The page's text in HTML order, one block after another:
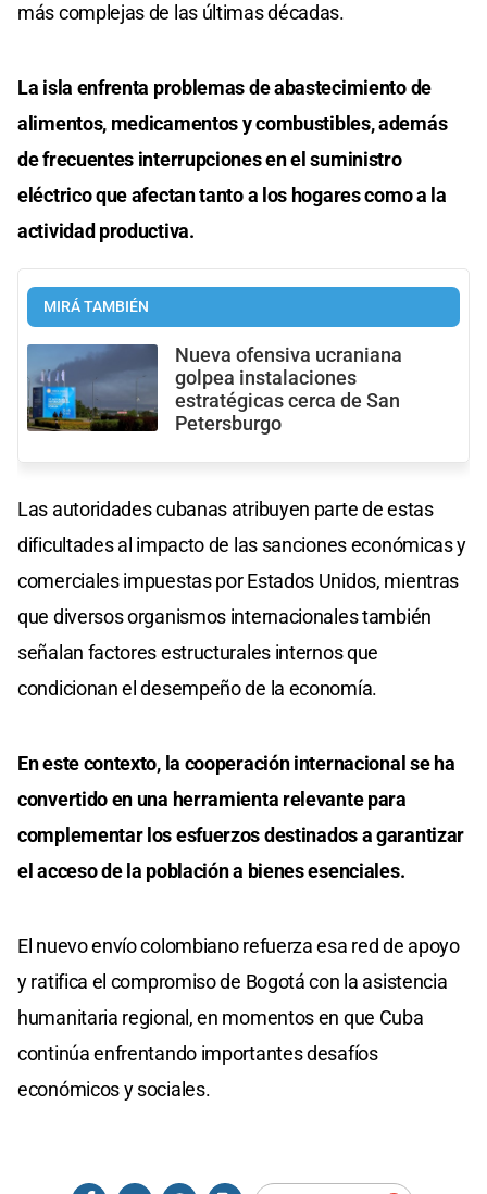
más complejas de las últimas décadas.
La isla enfrenta problemas de abastecimiento de
alimentos, medicamentos y combustibles, además
de frecuentes interrupciones en el suministro
eléctrico que afectan tanto a los hogares como a la
actividad productiva.
MIRÁ TAMBIÉN
Nueva ofensiva ucraniana
golpea instalaciones
estratégicas cerca de San
Petersburgo
Las autoridades cubanas atribuyen parte de estas
dificultades al impacto de las sanciones económicas y
comerciales impuestas por Estados Unidos, mientras
que diversos organismos internacionales también
señalan factores estructurales internos que
condicionan el desempeño de la economía.
En este contexto, la cooperación internacional se ha
convertido en una herramienta relevante para
complementar los esfuerzos destinados a garantizar
el acceso de la población a bienes esenciales.
El nuevo envío colombiano refuerza esa red de apoyo
y ratifica el compromiso de Bogotá con la asistencia
humanitaria regional, en momentos en que Cuba
continúa enfrentando importantes desafíos
económicos y sociales.